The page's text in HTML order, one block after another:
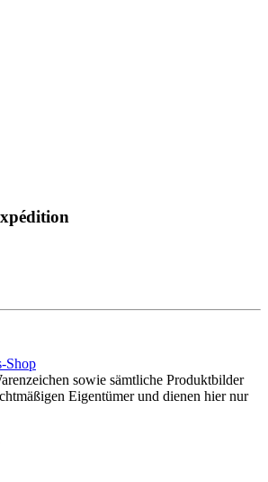
Shop
sowie sämtliche Produktbilder
Eigentümer und dienen hier nur